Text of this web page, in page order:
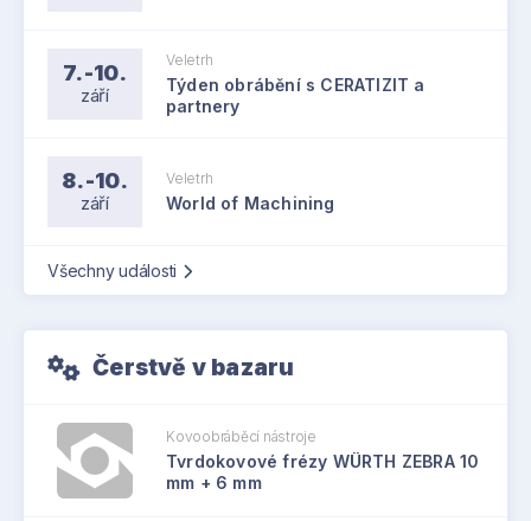
7.-10.
září
Veletrh
Týden obrábění s CERATIZIT a
partnery
8.-10.
září
Veletrh
World of Machining
Všechny události
Čerstvě v bazaru
Kovoobráběcí nástroje
Tvrdokovové frézy WÜRTH ZEBRA 10
mm + 6 mm